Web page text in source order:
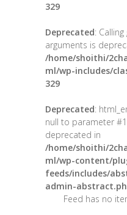
329
Deprecated:
arguments is
/home/shoithi/
ml/wp-includes/
329
Deprecated:
null to parameter
deprecated in
/home/shoithi/
ml/wp-content/
feeds/includes/
admin-
Feed has no